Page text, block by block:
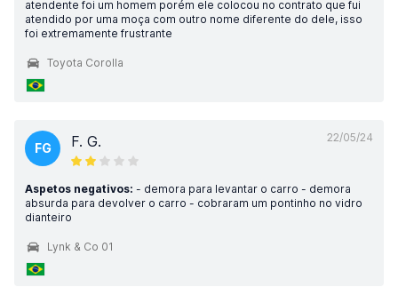
atendente foi um homem porém ele colocou no contrato que fui
atendido por uma moça com outro nome diferente do dele, isso
foi extremamente frustrante
Toyota Corolla
22/05/24
FG F. G.
Aspetos negativos: - demora para levantar o carro - demora
absurda para devolver o carro - cobraram um pontinho no vidro
dianteiro
Lynk & Co 01